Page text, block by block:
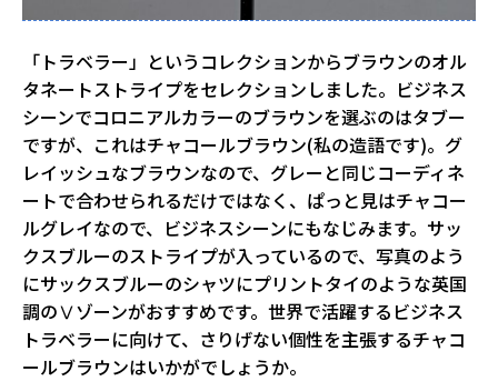
「トラベラー」というコレクションからブラウンのオル
タネートストライプをセレクションしました。ビジネス
シーンでコロニアルカラーのブラウンを選ぶのはタブー
ですが、これはチャコールブラウン(私の造語です)。グ
レイッシュなブラウンなので、グレーと同じコーディネ
ートで合わせられるだけではなく、ぱっと見はチャコー
ルグレイなので、ビジネスシーンにもなじみます。サッ
クスブルーのストライプが入っているので、写真のよう
にサックスブルーのシャツにプリントタイのような英国
調のⅤゾーンがおすすめです。世界で活躍するビジネス
トラベラーに向けて、さりげない個性を主張するチャコ
ールブラウンはいかがでしょうか。